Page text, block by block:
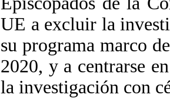
UE a excluir la
su programa marco
2020, y a centrarse
la investigación con